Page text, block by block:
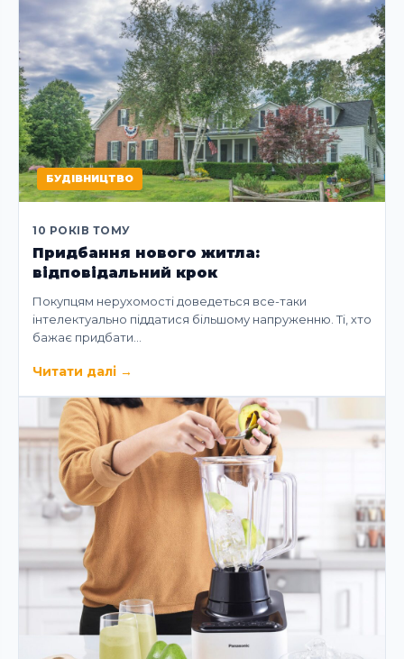
БУДІВНИЦТВО
10 РОКІВ ТОМУ
Придбання нового житла:
відповідальний крок
Покупцям нерухомості доведеться все-таки
інтелектуально піддатися більшому напруженню. Ті, хто
бажає придбати…
Читати далі →